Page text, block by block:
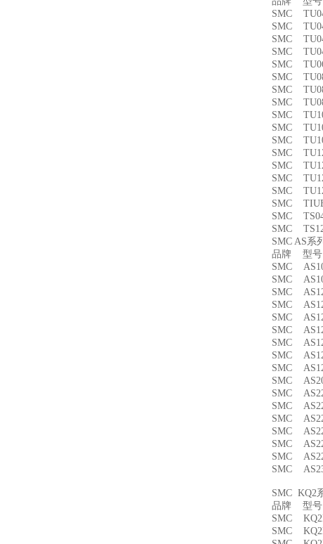
SMC
SMC
SMC
SMC
SMC
SMC
SMC
SMC
SMC
SMC
SMC
SMC
SMC
SMC
SMC
SMC
SMC
SMC
SMC AS系
品牌 型
SMC
SMC
SMC
SMC
SMC
SMC
SMC
SMC
SMC
SMC
SMC
SMC
SMC
SMC
SMC
SMC
SMC
SMC KQ2
品牌 型
SMC
SMC